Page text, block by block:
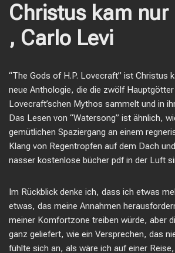
Christus kam nur
, Carlo Levi
“The Gods of H.P. Lovecraft” ist Christus
neue Anthologie, die die zwölf
Lovecraft’schen Mythos sammelt und in
Das Lesen von “Watersong” ist ähnlich,
gemütlichen Spaziergang an einem
Klang von Regentropfen auf dem Dach
nasser kostenlose bücher pdf in der Luft
Im Rückblick denke ich, dass ich etwas
etwas, das meine Annahmen
meiner Komfortzone treiben würde, aber
ganz geliefert, wie ein Versprechen, das
fühlte sich an, als wäre ich auf einer